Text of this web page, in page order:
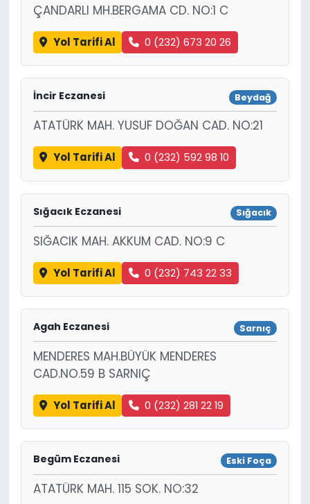
ÇANDARLI MH.BERGAMA CD. NO:1 C
Yol Tarifi Al 0 (232) 673 20 26
İncir Eczanesi Beydağ
ATATÜRK MAH. YUSUF DOĞAN CAD. NO:21
Yol Tarifi Al 0 (232) 592 98 10
Sığacık Eczanesi Sığacık
SIĞACIK MAH. AKKUM CAD. NO:9 C
Yol Tarifi Al 0 (232) 743 22 33
Agah Eczanesi Sarnıç
MENDERES MAH.BÜYÜK MENDERES
CAD.NO.59 B SARNIÇ
Yol Tarifi Al 0 (232) 281 22 19
Begüm Eczanesi Eski Foça
ATATÜRK MAH. 115 SOK. NO:32